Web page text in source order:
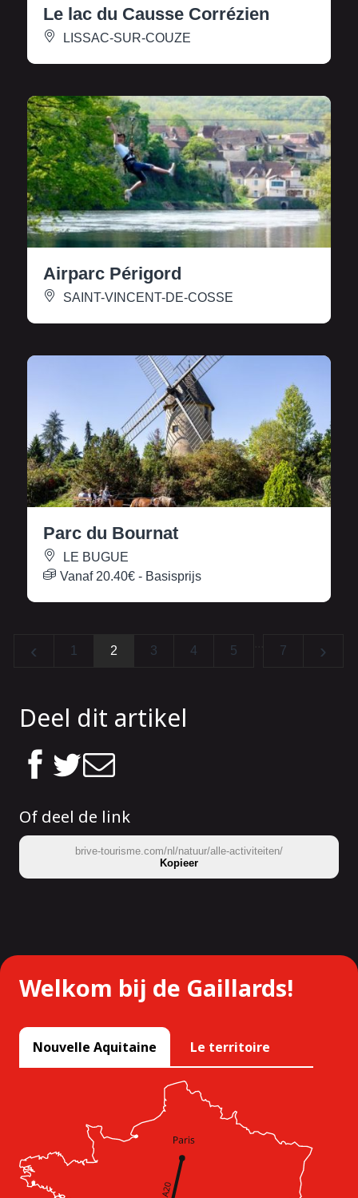
Le lac du Causse Corrézien
LISSAC-SUR-COUZE
Airparc Périgord
SAINT-VINCENT-DE-COSSE
Parc du Bournat
LE BUGUE
Vanaf 20.40€ - Basisprijs
‹ 1 2 3 4 5 7 ›
Deel dit artikel
Of deel de link
brive-tourisme.com/nl/natuur/alle-activiteiten/
Kopieer
Welkom bij de Gaillards!
Nouvelle Aquitaine Le territoire